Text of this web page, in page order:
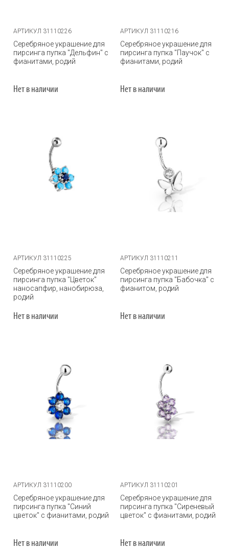
АРТИКУЛ 31110226
Серебряное украшение для
пирсинга пупка "Дельфин" с
фианитами, родий
Нет в наличии
АРТИКУЛ 31110216
Серебряное украшение для
пирсинга пупка "Паучок" с
фианитами, родий
Нет в наличии
АРТИКУЛ 31110225
Серебряное украшение для
пирсинга пупка "Цветок"
наносапфир, нанобирюза,
родий
Нет в наличии
АРТИКУЛ 31110211
Серебряное украшение для
пирсинга пупка "Бабочка" с
фианитом, родий
Нет в наличии
АРТИКУЛ 31110200
Серебряное украшение для
пирсинга пупка "Синий
цветок" с фианитами, родий
Нет в наличии
АРТИКУЛ 31110201
Серебряное украшение для
пирсинга пупка "Сиреневый
цветок" с фианитами, родий
Нет в наличии